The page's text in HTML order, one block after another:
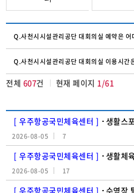
Q.사천시시설관리공단 대회의실 예약은 어
Q.사천시시설관리공단 대회의실 이용시간
전체 607건 현재 페이지 1/61
[ 우주항공국민체육센터 ] 생활스
2026-08-05 7
[ 우주항공국민체육센터 ] 생활체
2026-08-05 17
[ 우주항공국민체육센터 ] 수영장